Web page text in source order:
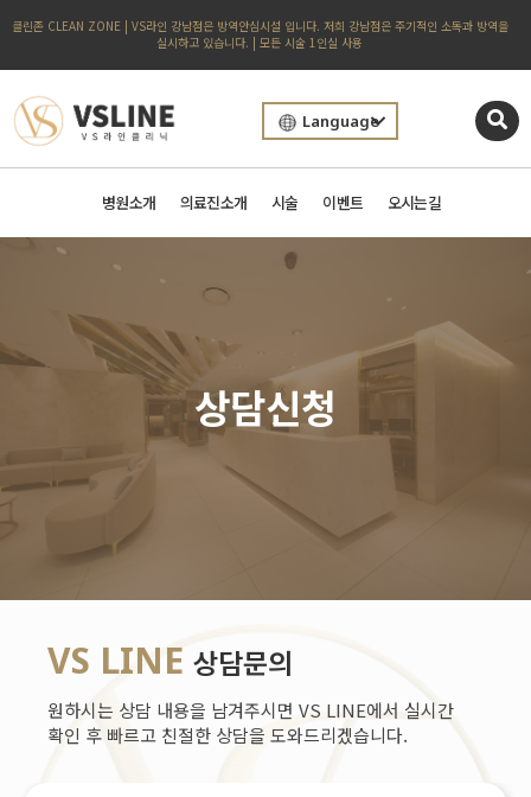
클린존 CLEAN ZONE | VS라인 강남점은 방역안심시설 입니다. 저희 강남점은 주기적인 소독과 방역을
실시하고 있습니다. | 모든 시술 1인실 사용
Language
병원소개 의료진소개 시술 이벤트 오시는길
상담신청
VS LINE 상담문의
원하시는 상담 내용을 남겨주시면 VS LINE에서 실시간
확인 후 빠르고 친절한 상담을 도와드리겠습니다.